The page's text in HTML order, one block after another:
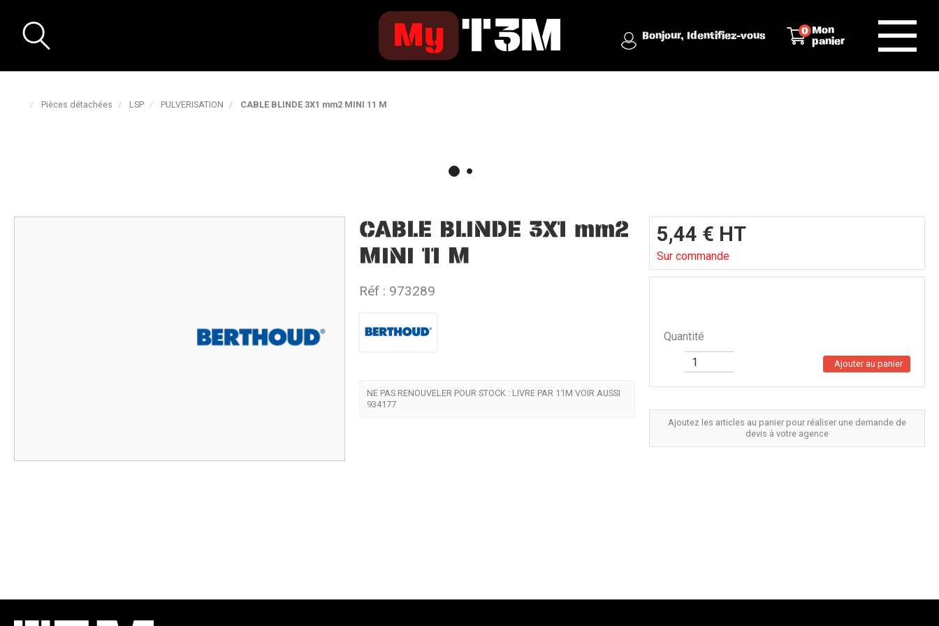
Bonjour, Identifiez-vous
Mon
panier
0
Pièces détachées LSP PULVERISATION CABLE BLINDE 3X1 mm2 MINI 11 M
CABLE BLINDE 3X1 mm2
MINI 11 M
Réf : 973289
NE PAS RENOUVELER POUR STOCK : LIVRE PAR 11M VOIR AUSSI
934177
Ajoutez les articles au panier pour réaliser une demande de
devis à votre agence
5,44 € HT
Sur commande
Quantité
Ajouter au panier